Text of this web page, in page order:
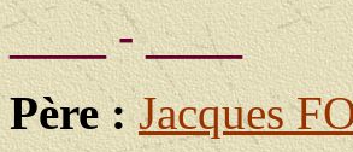
____ - ____
Père :Jacques